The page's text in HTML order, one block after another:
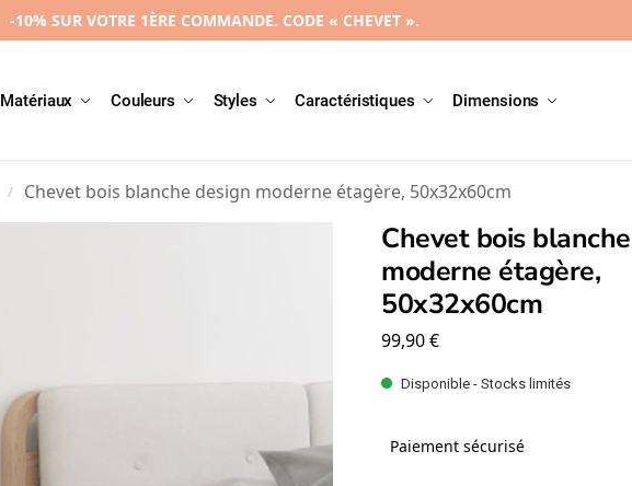
-10% SUR VOTRE 1ÈRE COMMANDE. CODE « CHEVET ».
Matériaux Couleurs Styles Caractéristiques Dimensions
Recherche
/ Chevet bois blanche design moderne étagère, 50x32x60cm
Chevet bois
moderne étagère,
50x32x60cm
99,90€
Disponible - Stocks limités
Paiement sécurisé